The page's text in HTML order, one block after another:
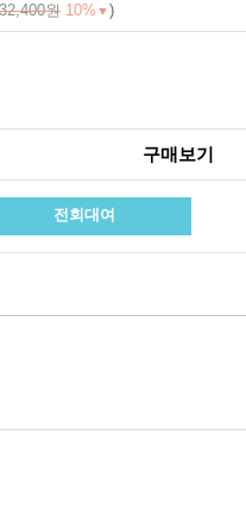
32,400원 10% ▼)
구매보기
전회대여